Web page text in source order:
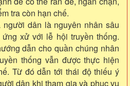
tra còn hạn chế.
dân là nguyên nhân sâu
xử với lễ hội truyền thống.
dẫn cho quần chúng nhân
thống vẫn được thực hiện
Từ đó dẫn tới thái độ thiếu ý
dân khi tham gia và phục vụ